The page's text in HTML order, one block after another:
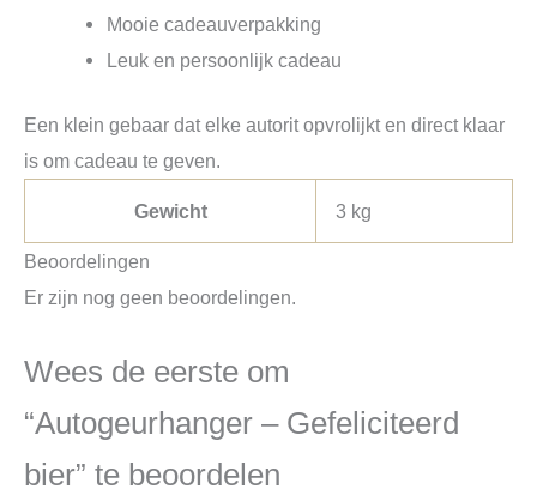
Mooie cadeauverpakking
Leuk en persoonlijk cadeau
Een klein gebaar dat elke autorit opvrolijkt en direct klaar
is om cadeau te geven.
Gewicht 3 kg
Beoordelingen
Er zijn nog geen beoordelingen.
Wees de eerste om
“Autogeurhanger – Gefeliciteerd
bier” te beoordelen